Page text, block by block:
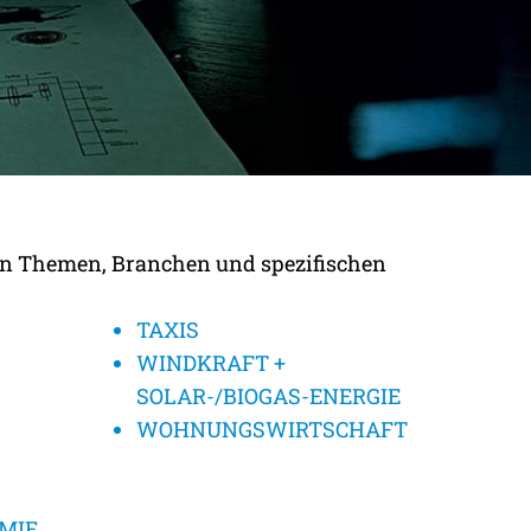
Themen, Branchen und spezifischen
TAXIS
WINDKRAFT +
SOLAR-/BIOGAS-ENERGIE
WOHNUNGS­WIRTSCHAFT